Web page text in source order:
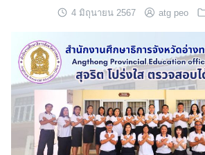
4 มิถุนายน 2567 atg peo